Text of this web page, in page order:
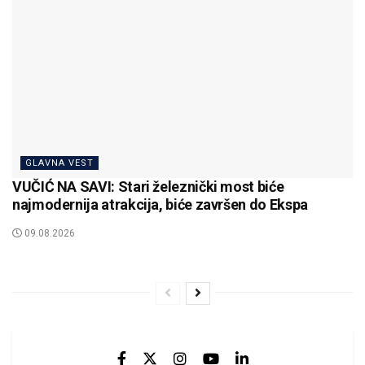
GLAVNA VEST
VUČIĆ NA SAVI: Stari železnički most biće
najmodernija atrakcija, biće završen do Ekspa
09.08.2026